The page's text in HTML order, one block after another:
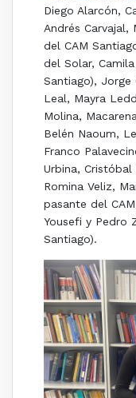
Diego Alarcón,
Andrés
del CAM
del Solar,
Santiago), Jorge
Leal, Mayra
Molina,
Belén Naoum,
Franco
Urbina, Cristóbal
Romina Veliz,
pasante del
Yousefi y Pedro
Santiago).